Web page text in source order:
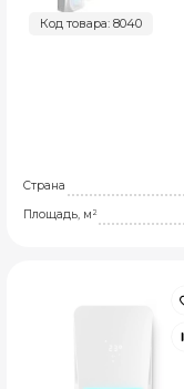
Код товара: 8040
Страна
Площадь, м²